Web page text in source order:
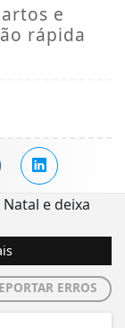
e
rápida
ERROS